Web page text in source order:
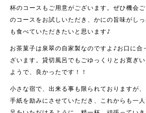
杯のコースもご用意がございます。ぜひ機会
のコースをお試しいただき、かにの旨味がし
も食べていただきたいと思います♪
お茶菓子は泉翠の自家製なのですよ♪お口に合
ざいます。貸切風呂でもごゆっくりとお寛ぎ
ようで、良かったです！！
小さな宿で、出来る事も限られておりますが
手紙を励みにさせていただき、これからも一